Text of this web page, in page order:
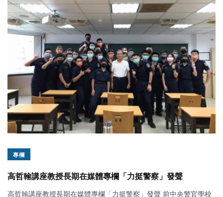
專欄
高哲翰講座教授長期在媒體專欄「力挺警察」發聲
高哲翰講座教授長期在媒體專欄「力挺警察」發聲 前中央警官學校